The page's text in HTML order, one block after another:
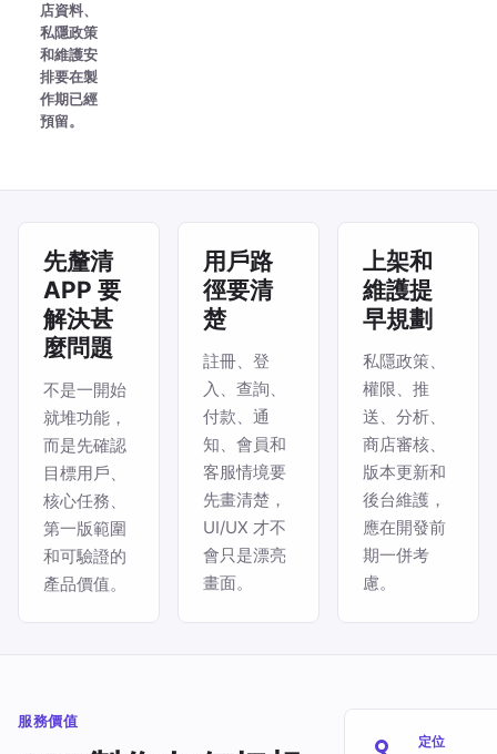
店資料、
私隱政策
和維護安
排要在製
作期已經
預留。
先釐清
APP 要
解決甚
麼問題
不是一開始
就堆功能，
而是先確認
目標用戶、
核心任務、
第一版範圍
和可驗證的
產品價值。
用戶路
徑要清
楚
註冊、登
入、查詢、
付款、通
知、會員和
客服情境要
先畫清楚，
UI/UX 才不
會只是漂亮
畫面。
上架和
維護提
早規劃
私隱政策、
權限、推
送、分析、
商店審核、
版本更新和
後台維護，
應在開發前
期一併考
慮。
服務價值
定位